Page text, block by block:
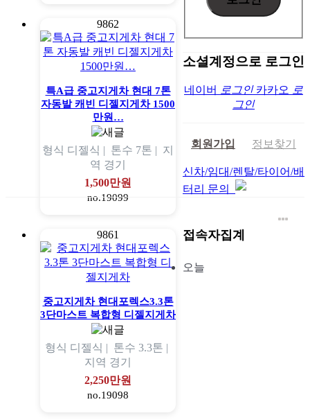
9862
특A급 중고지게차 현대 7톤
자동발 캐빈 디젤지게차 1500
만원…
형식 디젤식 | 톤수 7톤 | 지
역 경기
1,500만원
no.19099
9861
중고지게차 현대포렉스3.3톤
3단마스트 복합형 디젤지게차
형식 디젤식 | 톤수 3.3톤 |
지역 경기
2,250만원
no.19098
소셜계정으로 로그인
네이버 로그인 카카오 로
그인
회원가입 정보찾기
신차/임대/렌탈/타이어/배
터리 문의
접속자집계
오늘